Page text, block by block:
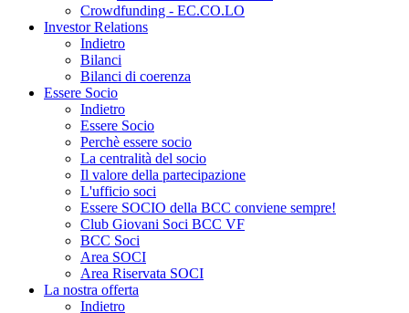
Crowdfunding - EC.CO.LO
Investor Relations
Indietro
Bilanci
Bilanci di coerenza
Essere Socio
Indietro
Essere Socio
Perchè essere socio
La centralità del socio
Il valore della partecipazione
L'ufficio soci
Essere SOCIO della BCC conviene sempre!
Club Giovani Soci BCC VF
BCC Soci
Area SOCI
Area Riservata SOCI
La nostra offerta
Indietro